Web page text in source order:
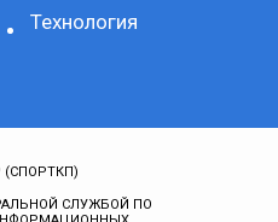
Технология
(СПОРТКП)
СЛУЖБОЙ ПО